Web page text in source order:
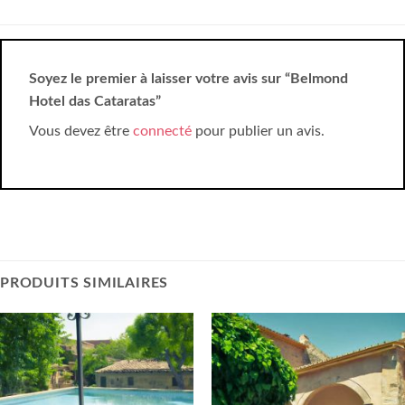
Soyez le premier à laisser votre avis sur “Belmond
Hotel das Cataratas”
Vous devez être connecté pour publier un avis.
PRODUITS SIMILAIRES